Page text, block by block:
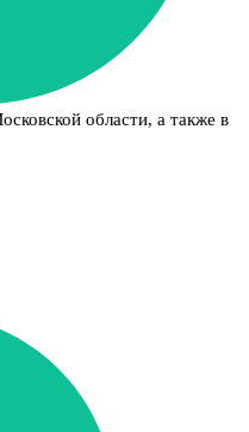
области, а также в